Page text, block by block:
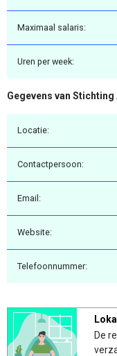
Maximaal salaris:
Uren per week:
Gegevens van Stichting
Locatie:
Contactpersoon:
Email:
Website:
Telefoonnummer:
De